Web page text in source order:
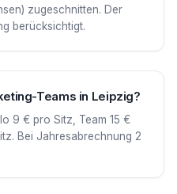
zugeschnitten. Der
berücksichtigt.
Teams in Leipzig?
9 € pro Sitz, Team 15 €
Bei Jahresabrechnung 2